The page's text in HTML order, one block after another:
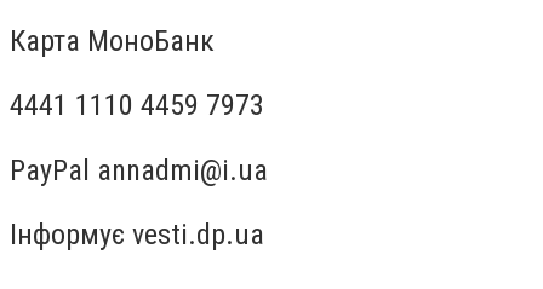
Карта МоноБанк
4441 1110 4459 7973
PayPal annadmi@i.ua
Інформує vesti.dp.ua